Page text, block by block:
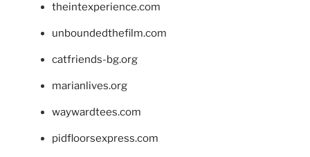
theintexperience.com
unboundedthefilm.com
catfriends-bg.org
marianlives.org
waywardtees.com
pidfloorsexpress.com